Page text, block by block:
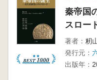
秦帝国
スロー
著者：
発行元：
出版年：